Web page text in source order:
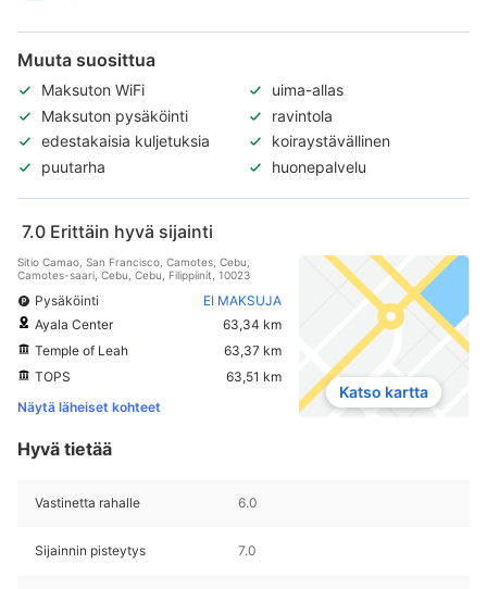
Muuta suosittua
Maksuton WiFi
uima-allas
Maksuton pysäköinti
ravintola
edestakaisia kuljetuksia
koiraystävällinen
puutarha
huonepalvelu
7.0 Erittäin hyvä sijainti
Sitio Camao, San Francisco, Camotes, Cebu,
Camotes-saari, Cebu, Cebu, Filippiinit, 10023
Pysäköinti
EI MAKSUJA
Ayala Center
63,34 km
Temple of Leah
63,37 km
TOPS
63,51 km
Näytä läheiset kohteet
Katso kartta
Hyvä tietää
Vastinetta rahalle 6.0
Sijainnin pisteytys 7.0